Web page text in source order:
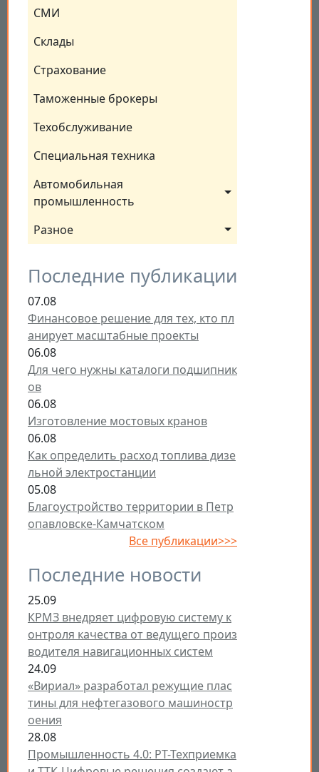
СМИ
Склады
Страхование
Таможенные брокеры
Техобслуживание
Специальная техника
Автомобильная
промышленность
Разное
Последние публикации
07.08
Финансовое решение для тех, кто пл
анирует масштабные проекты
06.08
Для чего нужны каталоги подшипник
ов
06.08
Изготовление мостовых кранов
06.08
Как определить расход топлива дизе
льной электростанции
05.08
Благоустройство территории в Петр
опавловске-Камчатском
Все публикации>>>
Последние новости
25.09
КРМЗ внедряет цифровую систему к
онтроля качества от ведущего произ
водителя навигационных систем
24.09
«Вириал» разработал режущие плас
тины для нефтегазового машиностр
оения
28.08
Промышленность 4.0: РТ-Техприемка